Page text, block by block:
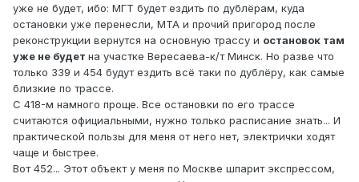
уже не будет, ибо: МГТ будет ездить по дублёрам, куда
остановки уже перенесли, МТА и прочий пригород после
реконструкции вернутся на основную трассу и остановок там
уже не будет на участке Вересаева-к/т Минск. Но разве что
только 339 и 454 будут ездить всё таки по дублёру, как самые
близкие по трассе.
С 418-м намного проще. Все остановки по его трассе
считаются официальными, нужно только расписание знать... И
практической пользы для меня от него нет, электрички ходят
чаще и быстрее.
Вот 452... Этот объект у меня по Москве шпарит экспрессом,